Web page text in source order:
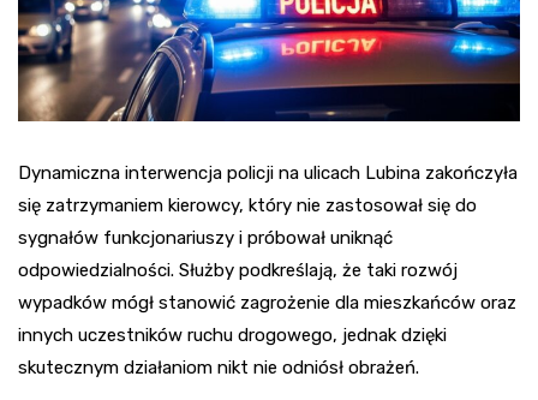
Dynamiczna interwencja policji na ulicach Lubina zakończyła
się zatrzymaniem kierowcy, który nie zastosował się do
sygnałów funkcjonariuszy i próbował uniknąć
odpowiedzialności. Służby podkreślają, że taki rozwój
wypadków mógł stanowić zagrożenie dla mieszkańców oraz
innych uczestników ruchu drogowego, jednak dzięki
skutecznym działaniom nikt nie odniósł obrażeń.